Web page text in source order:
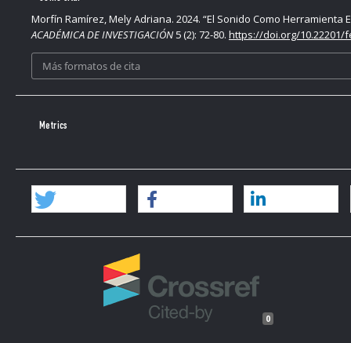
Morfín Ramírez, Mely Adriana. 2024. “El Sonido Como
ACADÉMICA DE INVESTIGACIÓN5 (2): 72-80. https://doi.org/10.22201/
Más formatos de cita
Metrics
0